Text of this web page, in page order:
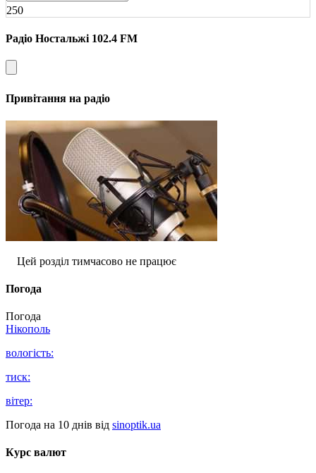
250
Радіо Ностальжі 102.4 FM
Привітання на радіо
Цей розділ тимчасово не працює
Погода
Погода
Нікополь
вологість:
тиск:
вітер:
Погода на 10 днів від sinoptik.ua
Курс валют